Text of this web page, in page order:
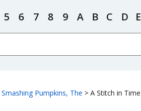
5 6 7 8 9 A B C D E
Smashing Pumpkins, The > A Stitch in Time